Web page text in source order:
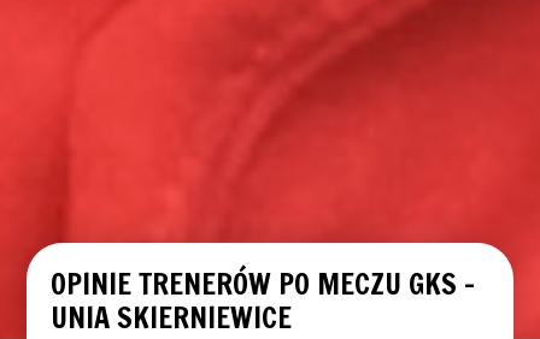
OPINIE TRENERÓW PO MECZU GKS –
UNIA SKIERNIEWICE